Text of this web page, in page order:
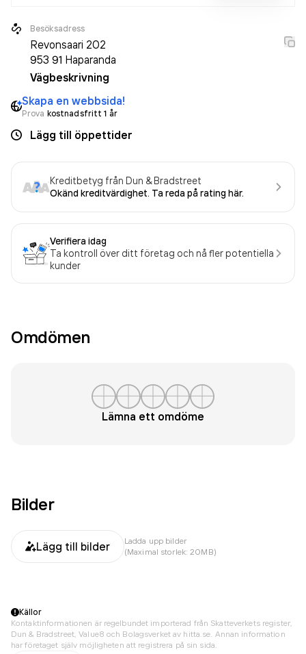
Besöksadress
Revonsaari 202
953 91 Haparanda
Vägbeskrivning
Skapa en webbsida!
Prova kostnadsfritt 1 år
Lägg till öppettider
Kreditbetyg från Dun & Bradstreet
Okänd kreditvärdighet. Ta reda på rating här.
Verifiera idag
Ta kontroll över ditt företag och nå fler potentiella
kunder
Omdömen
Lämna ett omdöme
Bilder
Lägg till bilder
Ladda upp bilder
(Maximal storlek: 20MB)
Källor
Kontaktinformationen är regelbundet importerad från Skatteverkets register,
Dun & Bradstreet, Value8 och Bolagsverket av hitta.se. Annan information
har företaget själv möjligheten att registrera på sin sida.